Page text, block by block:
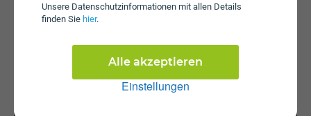
Unsere Daten­schutz­informationen mit allen Details
finden Sie hier.
Einstellungen
Alle akzeptieren
So einfach funktioniert's auf durchblicker.at: